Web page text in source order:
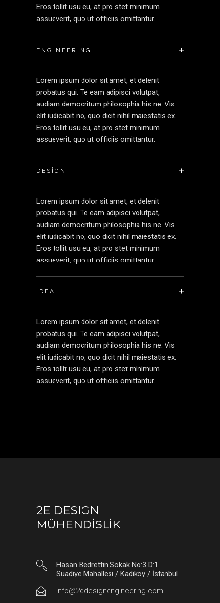
Eros tollit usu eu, at pro stet minimum
assueverit, quo ut officiis omittantur.
ENGINEERING
Lorem ipsum dolor sit amet, et delenit
probatus qui. Te eam adipisci volutpat,
audiam democritum philosophia his ne. Vis
elit iudicabit no, quo dicit nihil maiestatis ex.
Eros tollit usu eu, at pro stet minimum
assueverit, quo ut officiis omittantur.
DESIGN
Lorem ipsum dolor sit amet, et delenit
probatus qui. Te eam adipisci volutpat,
audiam democritum philosophia his ne. Vis
elit iudicabit no, quo dicit nihil maiestatis ex.
Eros tollit usu eu, at pro stet minimum
assueverit, quo ut officiis omittantur.
IDEA
Lorem ipsum dolor sit amet, et delenit
probatus qui. Te eam adipisci volutpat,
audiam democritum philosophia his ne. Vis
elit iudicabit no, quo dicit nihil maiestatis ex.
Eros tollit usu eu, at pro stet minimum
assueverit, quo ut officiis omittantur.
2E DESIGN
MÜHENDİSLİK
Hasan Bedrettin Sokak No:3 D:1
Suadiye Mahallesi / Kadıköy / İstanbul
info@2edesignengineering.com